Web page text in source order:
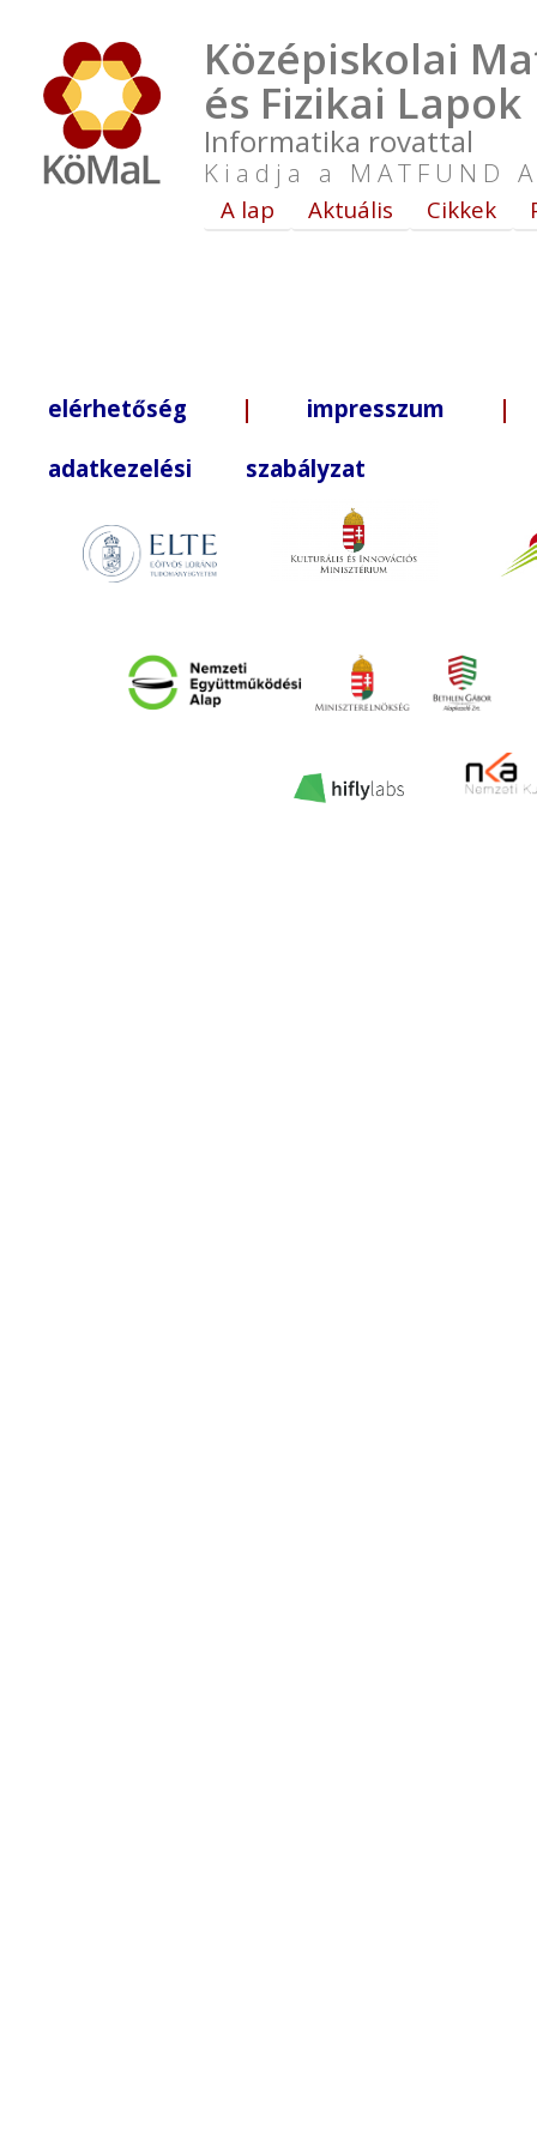
Középiskolai
és Fizikai Lapok
Informatika rovattal
Kiadja a MATFUND
A lap Aktuális Cikkek
elérhetőség | impresszum |
adatkezelési szabályzat